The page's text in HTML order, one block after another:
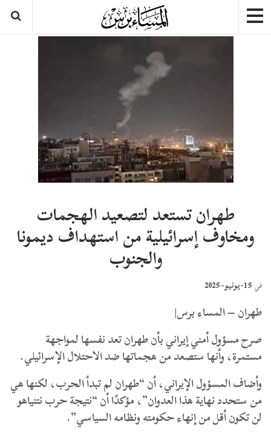
طهران تستعد لتصعيد الهجمات
ومخاوف إسرائيلية من استهداف ديمونا
والجنوب
في 15-يونيو- 2025
طهران – المساء برس|
صرح مسؤول أمني إيراني بأن طهران تعد نفسها لمواجهة
مستمرة، وأنها ستصعد من هجماتها ضد الاحتلال الإسرائيلي.
وأضاف المسؤول الإيراني، أن “طهران لم تبدأ الحرب، لكنها هي
من ستحدد نهاية هذا العدوان”، مؤكدًا أن “نتيجة حرب نتنياهو
لن تكون أقل من إنهاء حكومته ونظامه السياسي”.